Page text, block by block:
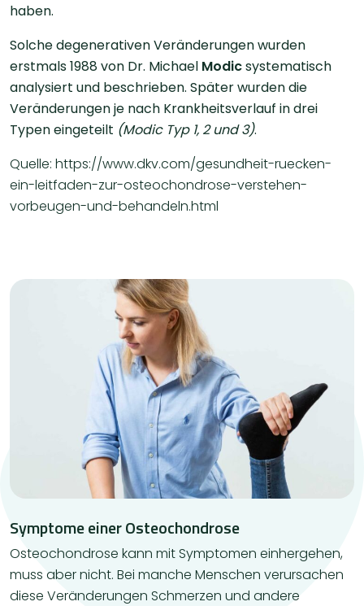
haben.
Solche degenerativen Veränderungen wurden
erstmals 1988 von Dr. Michael Modicsystematisch
analysiert und beschrieben. Später wurden die
Veränderungen je nach Krankheitsverlauf in drei
Typen eingeteilt (Modic Typ 1, 2 und 3).
Quelle: https://www.dkv.com/gesundheit-ruecken-
ein-leitfaden-zur-osteochondrose-verstehen-
vorbeugen-und-behandeln.html
Symptome einer Osteochondrose
Osteochondrose kann mit Symptomen einhergehen,
muss aber nicht. Bei manche Menschen verursachen
diese Veränderungen Schmerzen und andere